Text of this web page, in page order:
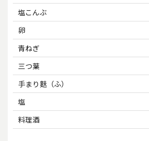
塩こんぶ
卵
青ねぎ
三つ葉
手まり麩（ふ）
塩
料理酒